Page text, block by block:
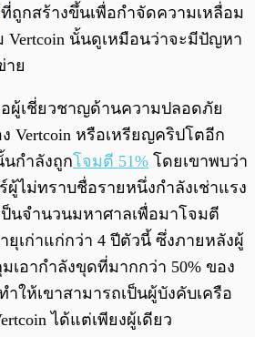
ที่ถูกสร้างขึ้นเพื่อกำจัดความเหลื่อม
นั้นดูเหมือนว่าจะมีปัญหา
าย
อผู้เชี่ยวชาญด้านความปลอดภัย
Vertcoin หรือเหรียญคริปโตอีก
กำลังถูกโจมตี 51% โดยเขาพบว่า
ผู้ไม่ทราบชื่อรายหนึ่งกำลังเช่าแรง
ป็นจำนวนมหาศาลเพื่อมาโจมตี
ยุเก่าแก่กว่า 4 ปีตัวนี้ ซึ่งภายหลังผู้
เอากำลังขุดที่มากกว่า 50% ของ
ำให้เขาสามารถเป็นผู้บังคับเครือ
ได้แต่เพียงผู้เดียว